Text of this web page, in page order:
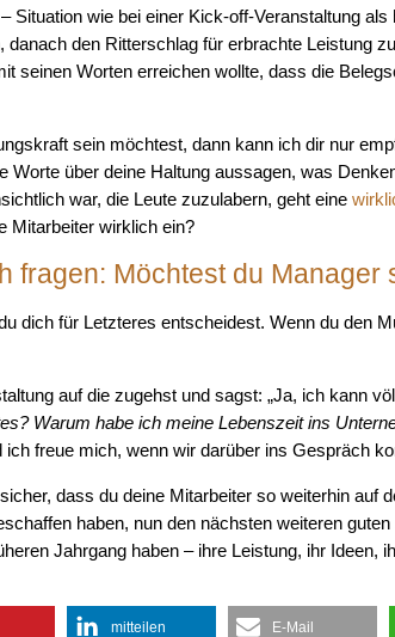
Situation wie bei einer Kick-off-Veranstaltung
den Ritterschlag für erbrachte Leistung
seinen Worten erreichen wollte, dass die
sein möchtest, dann kann ich dir nur
über deine Haltung aussagen, was
war, die Leute zuzulabern, geht eine
Mitarbeiter wirklich ein?
fragen: Möchtest du
dich für Letzteres entscheidest. Wenn du den
auf die zugehst und sagst: „Ja, ich kann
Warum habe ich meine Lebenszeit ins
ich freue mich, wenn wir darüber ins Gespräch
dass du deine Mitarbeiter so weiterhin auf
haben, nun den nächsten weiteren
Jahrgang haben – ihre Leistung, ihr Ideen,
mitteilen E-Mail